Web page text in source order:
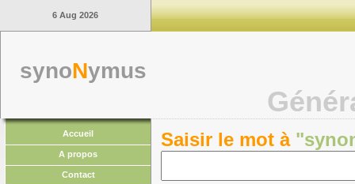
6 Aug 2026
synoNymus
Accueil
A propos
Contact
Saisir le mot à